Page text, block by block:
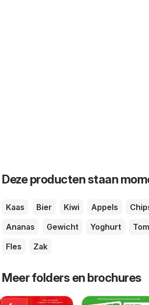
Deze producten staan
Kaas Bier Kiwi Appels
Ananas
Gewicht Yoghurt
Fles
Zak
Meer folders en brochures